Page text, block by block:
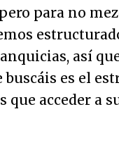
para no
así
es el
acceder a